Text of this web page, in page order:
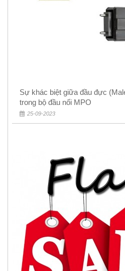
Sự khác biệt giữa đầu đực
trong bộ đầu nối MPO
25-09-2023